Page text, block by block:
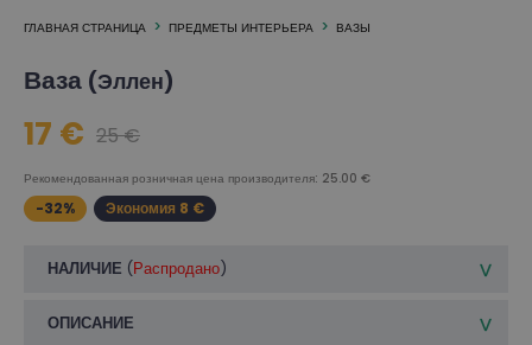
ГЛАВНАЯ СТРАНИЦА ПРЕДМЕТЫ ИНТЕРЬЕРА ВАЗЫ
Ваза (Эллен)
17 € 25 €
Рекомендованная розничная цена производителя: 25.00 €
-32% Экономия 8 €
НАЛИЧИЕ (Распродано)
ОПИСАНИЕ